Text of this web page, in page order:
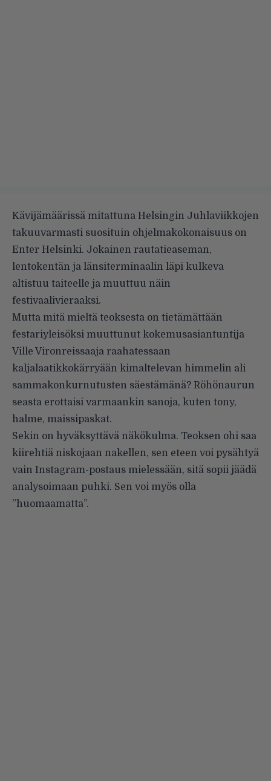
Kävijämäärissä mitattuna Helsingin Juhlaviikkojen
takuuvarmasti suosituin ohjelmakokonaisuus on
Enter Helsinki. Jokainen rautatieaseman,
lentokentän ja länsiterminaalin läpi kulkeva
altistuu taiteelle ja muuttuu näin
festivaalivieraaksi.
Mutta mitä mieltä teoksesta on tietämättään
festariyleisöksi muuttunut kokemusasiantuntija
Ville Vironreissaaja raahatessaan
kaljalaatikkokärryään kimaltelevan himmelin ali
sammakonkurnutusten säestämänä? Röhönaurun
seasta erottaisi varmaankin sanoja, kuten tony,
halme, maissipaskat.
Sekin on hyväksyttävä näkökulma. Teoksen ohi saa
kiirehtiä niskojaan nakellen, sen eteen voi pysähtyä
vain Instagram-postaus mielessään, sitä sopii jäädä
analysoimaan puhki. Sen voi myös olla
”huomaamatta”.